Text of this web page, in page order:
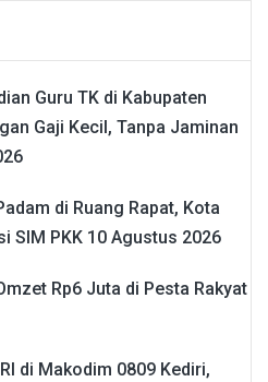
Guru TK di Kabupaten
Gaji Kecil, Tanpa Jaminan
di Ruang Rapat, Kota
SIM PKK 10 Agustus 2026
Rp6 Juta di Pesta Rakyat
di Makodim 0809 Kediri,